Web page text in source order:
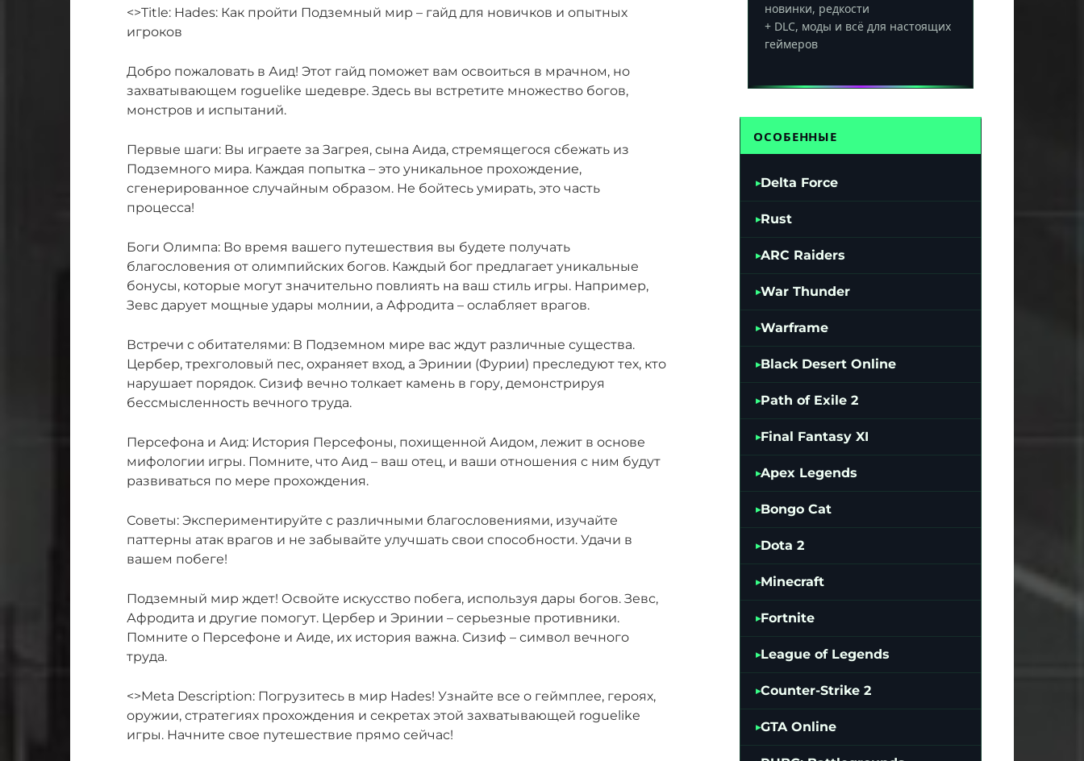
<>Title: Hades: Как пройти Подземный мир – гайд для новичков и опытных
игроков
Добро пожаловать в Аид! Этот гайд поможет вам освоиться в мрачном, но
захватывающем roguelike шедевре. Здесь вы встретите множество богов,
монстров и испытаний.
Первые шаги: Вы играете за Загрея, сына Аида, стремящегося сбежать из
Подземного мира. Каждая попытка – это уникальное прохождение,
сгенерированное случайным образом. Не бойтесь умирать, это часть
процесса!
Боги Олимпа: Во время вашего путешествия вы будете получать
благословения от олимпийских богов. Каждый бог предлагает уникальные
бонусы, которые могут значительно повлиять на ваш стиль игры. Например,
Зевс дарует мощные удары молнии, а Афродита – ослабляет врагов.
Встречи с обитателями: В Подземном мире вас ждут различные существа.
Цербер, трехголовый пес, охраняет вход, а Эринии (Фурии) преследуют тех, кто
нарушает порядок. Сизиф вечно толкает камень в гору, демонстрируя
бессмысленность вечного труда.
Персефона и Аид: История Персефоны, похищенной Аидом, лежит в основе
мифологии игры. Помните, что Аид – ваш отец, и ваши отношения с ним будут
развиваться по мере прохождения.
Советы: Экспериментируйте с различными благословениями, изучайте
паттерны атак врагов и не забывайте улучшать свои способности. Удачи в
вашем побеге!
Подземный мир ждет! Освойте искусство побега, используя дары богов. Зевс,
Афродита и другие помогут. Цербер и Эринии – серьезные противники.
Помните о Персефоне и Аиде, их история важна. Сизиф – символ вечного
труда.
<>Meta Description: Погрузитесь в мир Hades! Узнайте все о геймплее, героях,
оружии, стратегиях прохождения и секретах этой захватывающей roguelike
игры. Начните свое путешествие прямо сейчас!
новинки, редкости
+ DLC, моды и всё для настоящих
геймеров
ОСОБЕННЫЕ
Delta Force
Rust
ARC Raiders
War Thunder
Warframe
Black Desert Online
Path of Exile 2
Final Fantasy XI
Apex Legends
Bongo Cat
Dota 2
Minecraft
Fortnite
League of Legends
Counter-Strike 2
GTA Online